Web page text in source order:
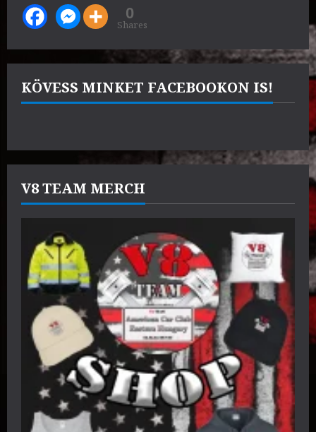
0
Shares
KÖVESS MINKET FACEBOOKON IS!
V8 TEAM MERCH